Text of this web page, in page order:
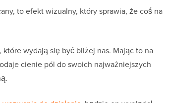
to efekt wizualny, który sprawia, że coś na
wydają się być bliżej nas. Mając to na
cienie pól do swoich najważniejszych